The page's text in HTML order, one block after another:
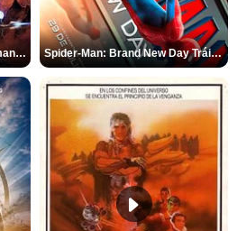
Ant-Man y la Avispa: Quantumanía Tráiler (2) Spider-Man: Brand New Day Tráiler (3)